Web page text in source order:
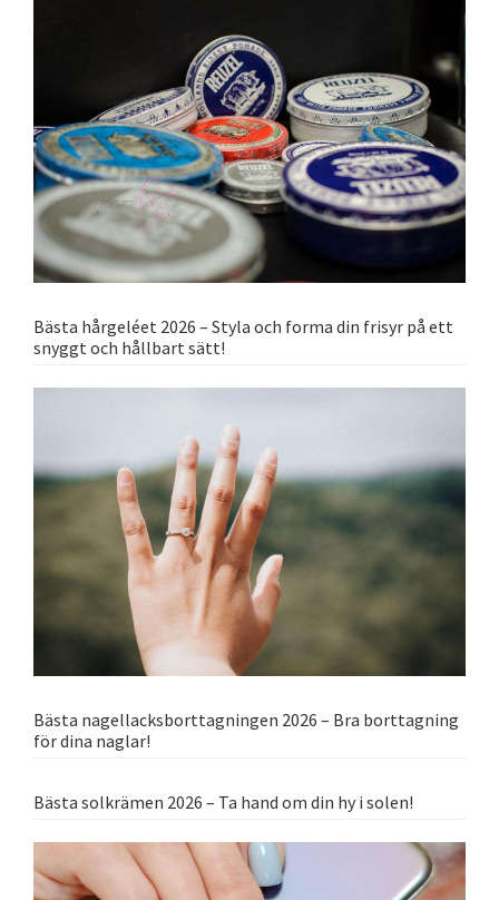
Bästa hårgeléet 2026 – Styla och forma din frisyr på ett
snyggt och hållbart sätt!
Bästa nagellacksborttagningen 2026 – Bra borttagning
för dina naglar!
Bästa solkrämen 2026 – Ta hand om din hy i solen!